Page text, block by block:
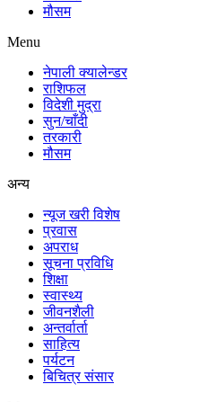
मौसम
Menu
नेपाली क्यालेन्डर
राशिफल
विदेशी मुद्रा
सुन/चाँदी
तरकारी
मौसम
अन्य
न्यूज खरी विशेष
प्रवास
अपराध
सूचना प्रविधि
शिक्षा
स्वास्थ्य
जीवनशैली
अन्तर्वार्ता
साहित्य
पर्यटन
बिचित्र संसार